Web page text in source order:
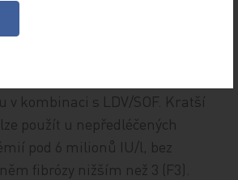
u velké části pacientů
úspěchu již po osmi až
v kombinaci s LDV/SOF. Kratší
použít u nepředléčených
pod 6 milionů IU/l, bez
fibrózy nižším než 3 (F3).